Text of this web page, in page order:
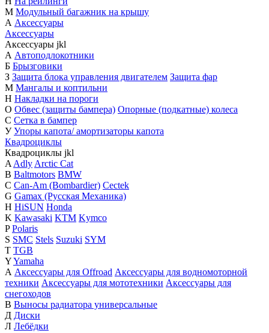
М Модульный багажник на крышу
А Аксессуары
Аксессуары
Аксессуары jkl
А Автоподлокотники
Б Брызговики
З Защита блока управления двигателем Защита фар
М Мангалы и коптильни
Н Накладки на пороги
О Обвес (защиты бампера) Опорные (подкатные) колеса
С Сетка в бампер
У Упоры капота/ амортизаторы капота
Квадроциклы
Квадроциклы jkl
A Adly Arctic Cat
B Baltmotors BMW
C Can-Am (Bombardier) Cectek
G Gamax (Русская Механика)
H HiSUN Honda
K Kawasaki KTM Kymco
P Polaris
S SMC Stels Suzuki SYM
T TGB
YYamaha
А Аксессуары для Offroad Аксессуары для водномоторной
техники Аксессуары для мототехники Аксессуары для
снегоходов
В Выносы радиатора универсальные
Д Диски
Л Лебёдки